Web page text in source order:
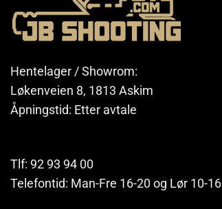
Hentelager / Showrom:
Løkenveien 8, 1813 Askim
Åpningstid: Etter avtale
Tlf: 92 93 94 00
Telefontid: Man-Fre 16-20 og Lør 10-16